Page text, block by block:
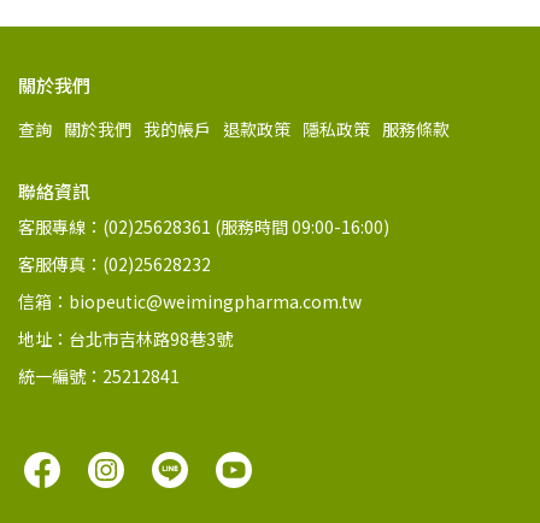
關於我們
查詢 關於我們 我的帳戶 退款政策 隱私政策 服務條款
聯絡資訊
客服專線：(02)25628361 (服務時間 09:00-16:00)
客服傳真：(02)25628232
信箱：biopeutic@weimingpharma.com.tw
地址：台北市吉林路98巷3號
統一編號：25212841